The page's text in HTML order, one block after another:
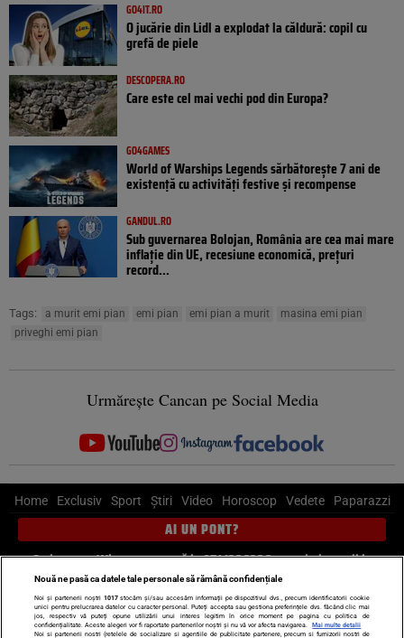
GO4IT.RO
O jucărie din Lidl a explodat la căldură: copil cu
grefă de piele
DESCOPERA.RO
Care este cel mai vechi pod din Europa?
GO4GAMES
World of Warships Legends sărbătorește 7 ani de
existență cu activități festive și recompense
GANDUL.RO
Sub guvernarea Bolojan, România are cea mai mare
inflație din UE, recesiune economică, prețuri
record...
Tags: a murit emi pian emi pian emi pian a murit
masina emi pian
priveghi emi pian
Urmărește Cancan pe Social Media
Home Exclusiv Sport Știri Video Horoscop Vedete Paparazzi
AI UN PONT?
Scrie-ne pe Whatsapp, sună la 0741226226 sau trimite mail la
pont@cancan.ro
Știri interne Știri externe Politică
Nouă ne pasă ca datele tale personale să rămână confidențiale
Noi și partenerii noștri 1017stocăm și/sau accesăm informații pe dispozitivul dvs., precum identificatorii cookie
unici pentru prelucrarea datelor cu caracter personal. Puteți accepta sau gestiona preferințele dvs. făcând clic mai
jos, respectiv vă puteți opune utilizării unui interes legitim în orice moment pe pagina cu politica de
confidențialitate. Aceste alegeri vor fi raportate partenerilor noștri și nu vă vor afecta navigarea.
Mai multe detalii
Noi si partenerii nostri (retelele de socializare si agentiile de publicitate partenere, precum si furnizorii nostri de